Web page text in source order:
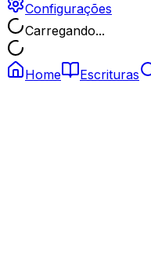
Configurações
Carregando...
Home Escrituras